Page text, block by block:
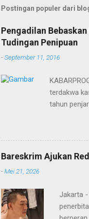
Postingan populer dari
Pengadilan
Tudingan Penipuan
-September 11, 2016
terdakwa
tahun
pidana.
terdakwa
Menurut
itulah,
Bareskrim Ajukan
-Mei 21, 2026
Jakarta -